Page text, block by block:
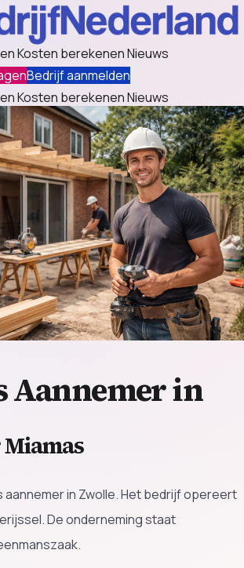
Kosten berekenenNieuws
Bedrijf aanmelden
Kosten berekenenNieuws
Aannemer in
aannemer in Zwolle. Het bedrijf opereert
De onderneming staat